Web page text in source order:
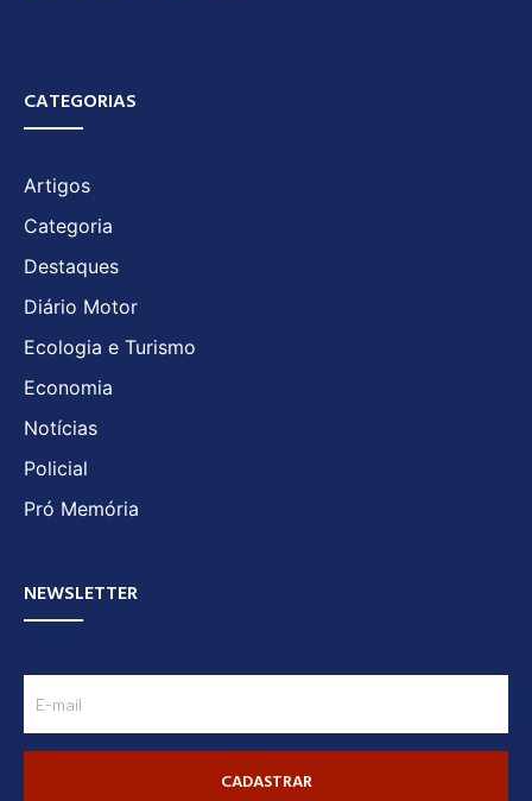
CATEGORIAS
Artigos
Categoria
Destaques
Diário Motor
Ecologia e Turismo
Economia
Notícias
Policial
Pró Memória
NEWSLETTER
CADASTRAR